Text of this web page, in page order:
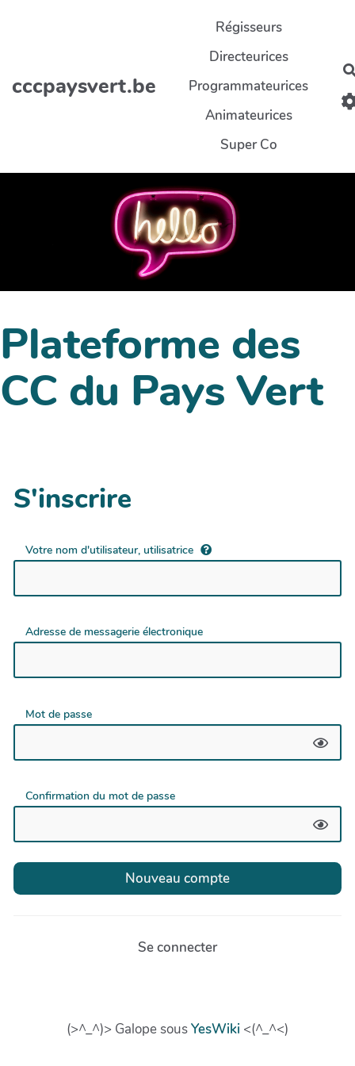
cccpaysvert.be
Régisseurs
Directeurices
Programmateurices
Animateurices
Super Co
Plateforme des
CC du Pays Vert
S'inscrire
Votre nom d'utilisateur, utilisatrice
Adresse de messagerie électronique
Mot de passe
Confirmation du mot de passe
Se connecter
(>^_^)> Galope sousYesWiki <(^_^<)